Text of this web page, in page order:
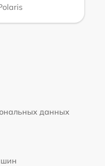
данных